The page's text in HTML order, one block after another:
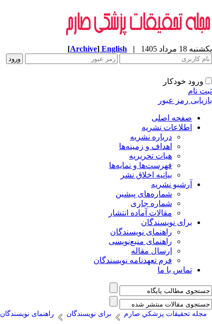
یکشنبه 18 مرداد 1405 |
English
[Archive]
ورود خودکار
ثبت نام
بازیابی رمز عبور
صفحه اصلی
اطلاعات نشریه
درباره نشریه
اهداف و زمینه‌ها
هیات تحریریه
فهرست‌ها و نمایه‌ها
بیانیه اخلاق نشر
آرشیو نشریه
شماره‌های پیشین
شماره جاری
مقالات آماده انتشار
برای نویسندگان
راهنمای نویسندگان
راهنمای منبع‌نویسی
ارسال مقاله
فرم تعهدنامه نویسندگان
تماس با ما
مجله تحقيقات پزشكي صارم برای نویسندگان راهنمای نویسندگان